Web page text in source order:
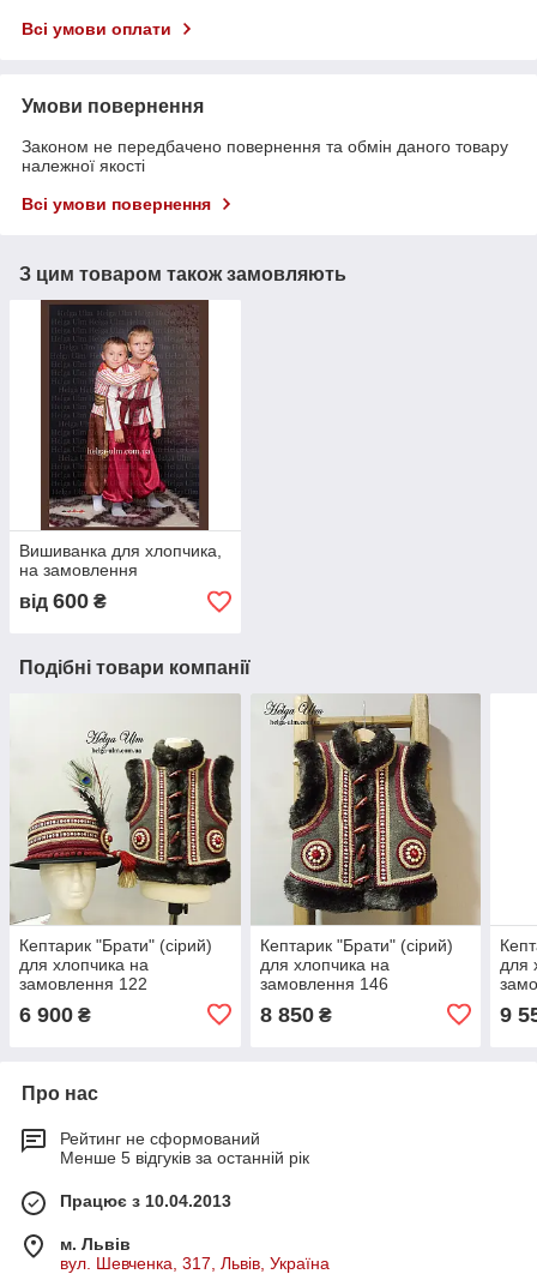
Всі умови оплати
Умови повернення
Законом не передбачено повернення та обмін даного товару
належної якості
Всі умови повернення
З цим товаром також замовляють
Вишиванка для хлопчика,
на замовлення
від 600 ₴
Подібні товари компанії
Кептарик "Брати" (сірий)
для хлопчика на
замовлення 122
6 900 ₴
Кептарик "Брати" (сірий)
для хлопчика на
замовлення 146
8 850₴
для
9
Про нас
Рейтинг не сформований
Менше 5 відгуків за останній рік
Працює з 10.04.2013
м. Львів
вул. Шевченка, 317, Львів, Україна